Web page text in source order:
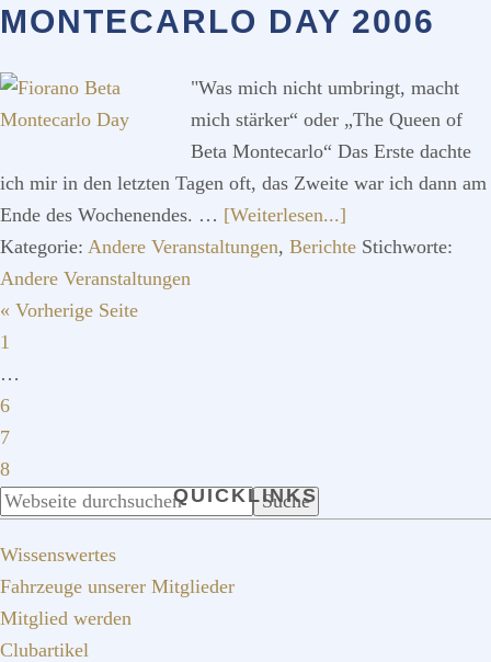
Lancia
MONTECARLO DAY 2006
"Was mich nicht umbringt, macht
mich stärker“ oder „The Queen of
Beta Montecarlo“ Das Erste dachte
ich mir in den letzten Tagen oft, das Zweite war ich dann am
Ende des Wochenendes. … [Weiterlesen...]
Beta
Kategorie: Andere Veranstaltungen, Berichte Stichworte:
Andere Veranstaltungen
« Vorherige Seiteaufrufen
Seite
1
Weggelassene
Zwischenseiten
…
Seite
6
Seite
7
Seite
8
SEITENSPALTE
Webseite
QUICKLINKS
Wissenswertes
Fahrzeuge unserer Mitglieder
Mitglied werden
Clubartikel